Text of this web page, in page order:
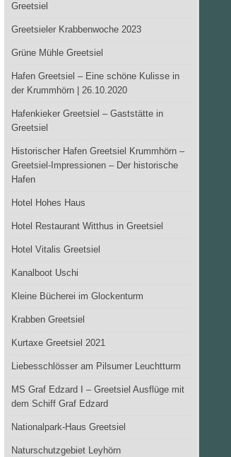
Greetsiel
Greetsieler Krabbenwoche 2023
Grüne Mühle Greetsiel
Hafen Greetsiel – Eine schöne Kulisse in
der Krummhörn | 26.10.2020
Hafenkieker Greetsiel – Gaststätte in
Greetsiel
Historischer Hafen Greetsiel Krummhörn –
Greetsiel-Impressionen – Der historische
Hafen
Hotel Hohes Haus
Hotel Restaurant Witthus in Greetsiel
Hotel Vitalis Greetsiel
Kanalboot Uschi
Kleine Bücherei im Glockenturm
Krabben Greetsiel
Kurtaxe Greetsiel 2021
Liebesschlösser am Pilsumer Leuchtturm
MS Graf Edzard I – Greetsiel Ausflüge mit
dem Schiff Graf Edzard
Nationalpark-Haus Greetsiel
Naturschutzgebiet Leyhörn